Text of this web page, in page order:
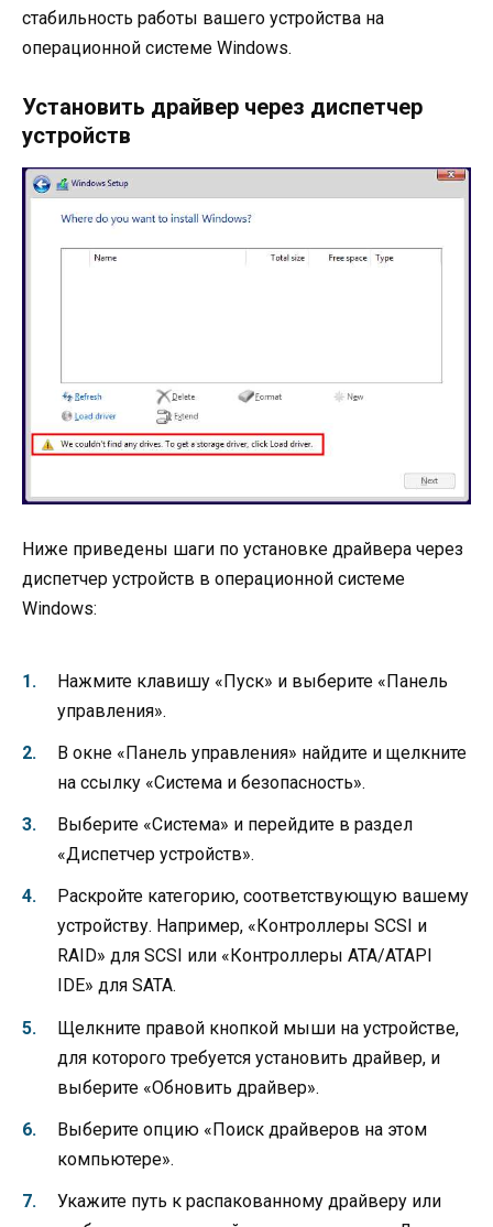
стабильность работы вашего устройства на
операционной системе Windows.
Установить драйвер через диспетчер
устройств
Ниже приведены шаги по установке драйвера через
диспетчер устройств в операционной системе
Windows:
Нажмите клавишу «Пуск» и выберите «Панель
управления».
В окне «Панель управления» найдите и щелкните
на ссылку «Система и безопасность».
Выберите «Система» и перейдите в раздел
«Диспетчер устройств».
Раскройте категорию, соответствующую вашему
устройству. Например, «Контроллеры SCSI и
RAID» для SCSI или «Контроллеры ATA/ATAPI
IDE» для SATA.
Щелкните правой кнопкой мыши на устройстве,
для которого требуется установить драйвер, и
выберите «Обновить драйвер».
Выберите опцию «Поиск драйверов на этом
компьютере».
Укажите путь к распакованному драйверу или